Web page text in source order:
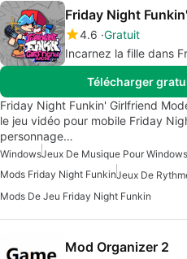
Friday Night
4.6 Gratuit
Incarnez la fille dans
Télécharger
Friday Night Funkin' Girlfriend
le jeu vidéo pour mobile Friday
personnage…
WindowsJeux De Musique Pour Windows
Mods Friday Night Funkin
Mods De Jeu Friday Night Funkin
Mod Organizer 2